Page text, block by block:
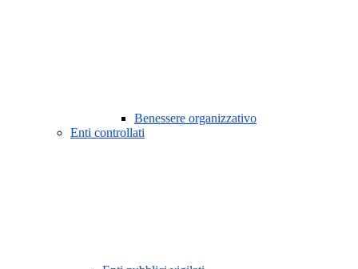
Benessere organizzativo
Enti controllati